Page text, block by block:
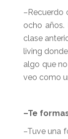
–Recuerdo
ocho
clase
living
algo que
veo como
–Te
–Tuve una